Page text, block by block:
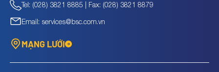
Tel: (028) 3821 8885 | Fax: (028) 3821 8879
Email: services@bsc.com.vn
MẠNG LƯỚI